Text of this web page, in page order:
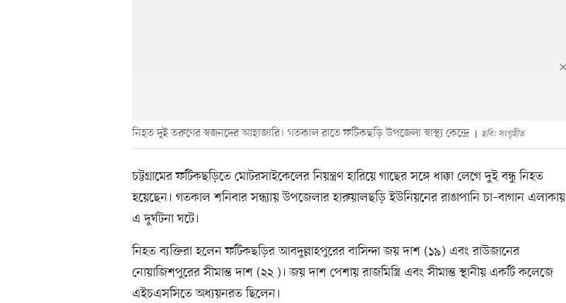
নিহত দুই তরুণের স্বজনদের আহাজারি। গতকাল রাতে ফটিকছড়ি উপজেলা স্বাস্থ্য কেন্দ্রে ছবি: সংগৃহীত
চট্টগ্রামের ফটিকছড়িতে মোটরসাইকেলের নিয়ন্ত্রণ হারিয়ে গাছের সঙ্গে ধাক্কা লেগে দুই বন্ধু নিহত
হয়েছেন। গতকাল শনিবার সন্ধ্যায় উপজেলার হারুয়ালছড়ি ইউনিয়নের রাঙাপানি চা–বাগান এলাকায়
এ দুর্ঘটনা ঘটে।
নিহত ব্যক্তিরা হলেন ফটিকছড়ির আবদুল্লাহপুরের বাসিন্দা জয় দাশ (১৯) এবং রাউজানের
নোয়াজিশপুরের সীমান্ত দাশ (২২ )। জয় দাশ পেশায় রাজমিস্ত্রি এবং সীমান্ত স্থানীয় একটি কলেজে
এইচএসসিতে অধ্যয়নরত ছিলেন।